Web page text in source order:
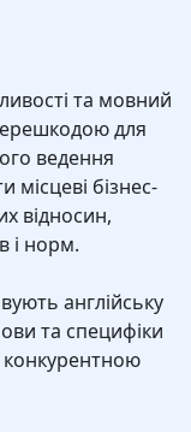
та мовний
для
ведення
місцеві бізнес-
відносин,
і норм.
англійську
та специфіки
конкурентною